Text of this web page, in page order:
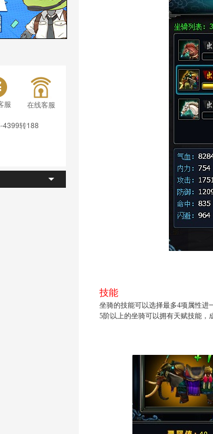
服 在线客服
4399转188
技能
坐骑的技能可以选择最多4项属性进
5阶以上的坐骑可以拥有天赋技能，